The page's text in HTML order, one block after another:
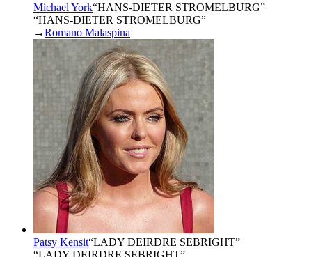
Michael York“HANS-DIETER STROMELBURG”
“HANS-DIETER STROMELBURG”
→Romano Malaspina
Patsy Kensit“LADY DEIRDRE SEBRIGHT”
“LADY DEIRDRE SEBRIGHT”